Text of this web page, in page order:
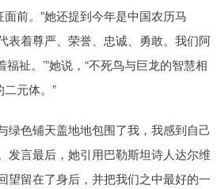
前。”她还提到今年是中国农历马
表着尊严、荣誉、忠诚、勇敢。我们阿
祉。’”她说，“不死鸟与巨龙的智慧相
元体。”
绿色铺天盖地地包围了我，我感到自己
发言最后，她引用巴勒斯坦诗人达尔维
望留在了身后，并把我们之中最好的一